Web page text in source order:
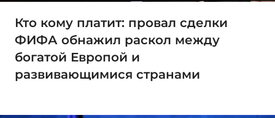
Кто кому платит: провал сделки
ФИФА обнажил раскол между
богатой Европой и
развивающимися странами